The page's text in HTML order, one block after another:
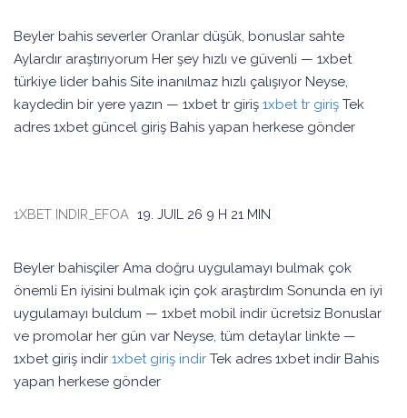
Beyler bahis severler Oranlar düşük, bonuslar sahte
Aylardır araştırıyorum Her şey hızlı ve güvenli — 1xbet
türkiye lider bahis Site inanılmaz hızlı çalışıyor Neyse,
kaydedin bir yere yazın — 1xbet tr giriş 1xbet tr giriş Tek
adres 1xbet güncel giriş Bahis yapan herkese gönder
1XBET INDIR_EFOA 19. JUIL 26 9 H 21 MIN
Beyler bahisçiler Ama doğru uygulamayı bulmak çok
önemli En iyisini bulmak için çok araştırdım Sonunda en iyi
uygulamayı buldum — 1xbet mobil indir ücretsiz Bonuslar
ve promolar her gün var Neyse, tüm detaylar linkte —
1xbet giriş indir 1xbet giriş indir Tek adres 1xbet indir Bahis
yapan herkese gönder